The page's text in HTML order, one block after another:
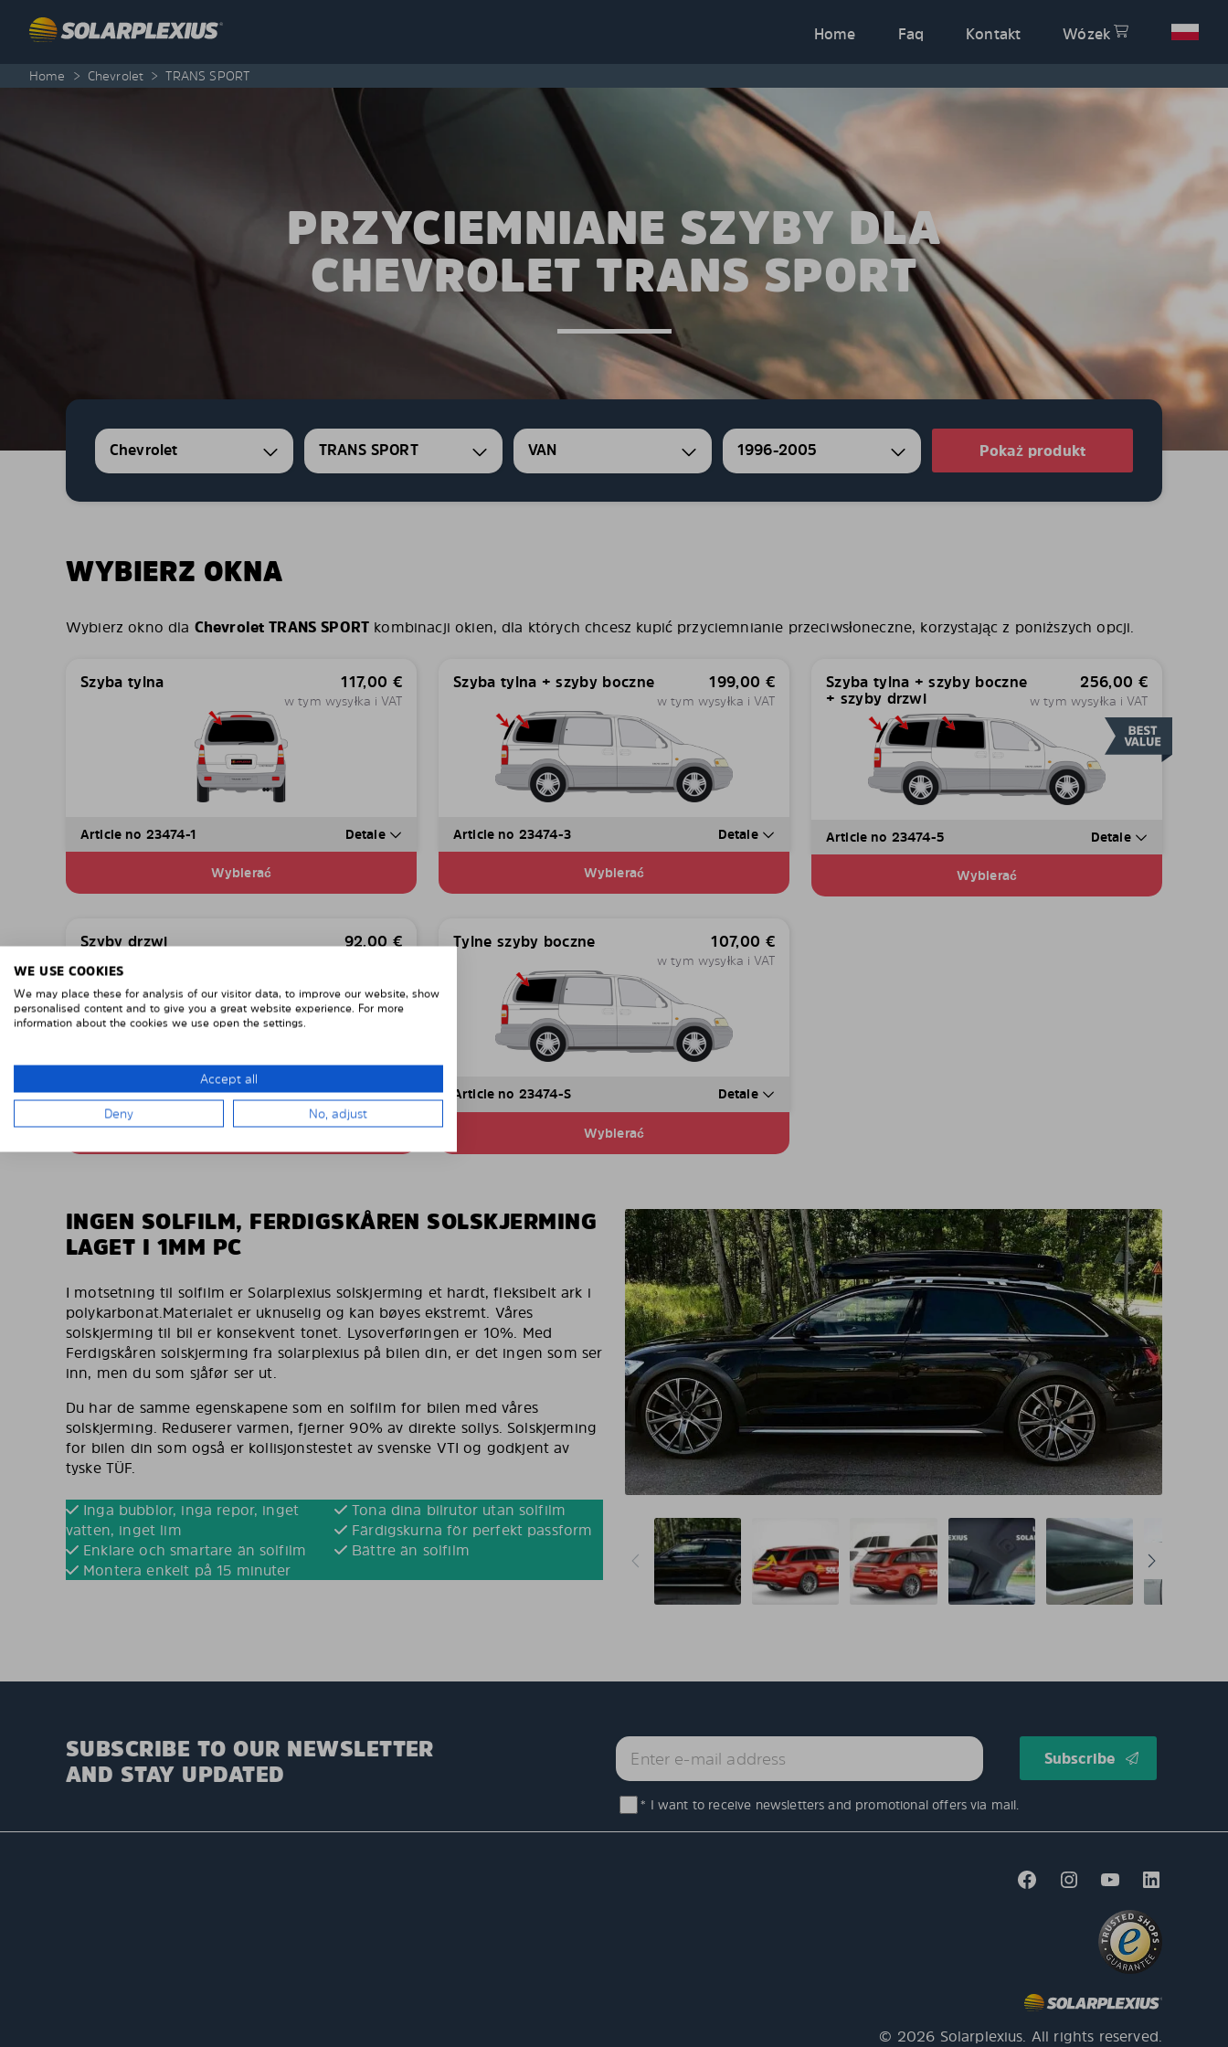
Home
Faq Kontakt Wózek
Home > Chevrolet > TRANS SPORT
PRZYCIEMNIANE SZYBY DLA
CHEVROLET TRANS SPORT
Chevrolet TRANS SPORT VAN 1996-2005 Pokaż produkt
WYBIERZ OKNA
Wybierz okno dla Chevrolet TRANS SPORT kombinacji okien, dla których chcesz kupić przyciemnianie przeciwsłoneczne, korzystając z poniższych opcji.
Szyba tylna 117,00 €
w tym wysyłka i VAT
Article no 23474-1 Detale
Wybierać
Szyba tylna + szyby boczne 199,00 €
w tym wysyłka i VAT
Article no 23474-3 Detale
Wybierać
Szyba tylna + szyby boczne
+ szyby drzwi
256,00 €
w tym wysyłka i VAT
Article no 23474-5 Detale
Wybierać
Szyby drzwi 92,00€
Article no 23474-D Detale
Wybierać
Tylne szyby boczne 107,00 €
w tym wysyłka i VAT
Article no 23474-S Detale
Wybierać
INGEN SOLFILM, FERDIGSKÅREN SOLSKJERMING
LAGET I 1MM PC
I motsetning til solfilm er Solarplexius solskjerming et hardt, fleksibelt ark i
polykarbonat.Materialet er uknuselig og kan bøyes ekstremt. Våres
solskjerming til bil er konsekvent tonet. Lysoverføringen er 10%. Med
Ferdigskåren solskjerming fra solarplexius på bilen din, er det ingen som ser
inn, men du som sjåfør ser ut.
Du har de samme egenskapene som en solfilm for bilen med våres
solskjerming. Reduserer varmen, fjerner 90% av direkte sollys. Solskjerming
for bilen din som også er kollisjonstestet av svenske VTI og godkjent av
tyske TÜF.
Inga bubblor, inga repor, inget
vatten, inget lim
Enklare och smartare än solfilm
Montera enkelt på 15 minuter
Tona dina bilrutor utan solfilm
Färdigskurna för perfekt passform
Bättre än solfilm
SUBSCRIBE TO OUR NEWSLETTER
AND STAY UPDATED
* I want to receive newsletters and promotional offers via mail.
© 2026 Solarplexius. All rights reserved.
WE USE COOKIES
We may place these for analysis of our visitor data, to improve our website, show
personalised content and to give you a great website experience. For more
information about the cookies we use open the settings.
Accept all
Deny No, adjust